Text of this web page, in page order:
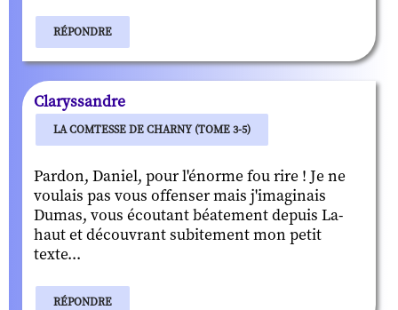
RÉPONDRE
Claryssandre
LA COMTESSE DE CHARNY (TOME 3-5)
Pardon, Daniel, pour l'énorme fou rire ! Je ne
voulais pas vous offenser mais j'imaginais
Dumas, vous écoutant béatement depuis La-
haut et découvrant subitement mon petit
texte...
RÉPONDRE